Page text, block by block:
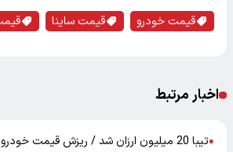
قیمت خودرو قیمت ساینا
اخبار مرتبط
●